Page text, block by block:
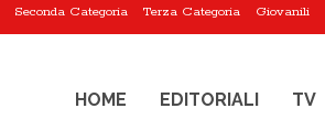
Seconda Categoria Terza Categoria Giovanili
HOME EDITORIALI TV